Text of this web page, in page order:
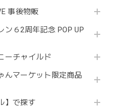
事後物販
ン６2周年記念 POP UP
ーチャイルド
んマーケット限定商品
】で探す